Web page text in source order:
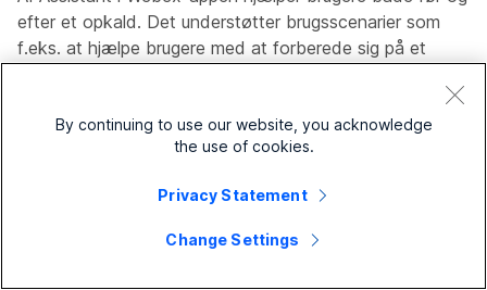
efter et opkald. Det understøtter brugsscenarier som
f.eks. at hjælpe brugere med at forberede sig på et
AI Assistant får adgang til både Webex-kilder som f.eks.
hvis de er konfigureret af en administrator i Control Hub,
By continuing to use our website, you acknowledge
the use of cookies.
Privacy Statement
Change Settings